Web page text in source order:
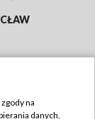
na
danych,